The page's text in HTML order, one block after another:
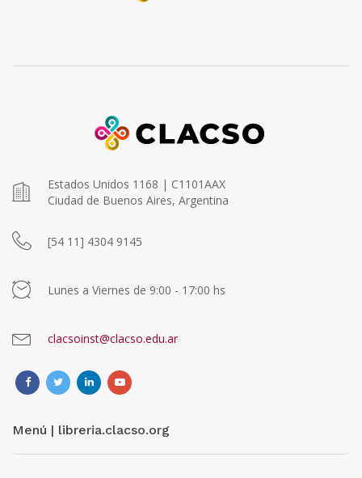
Estados Unidos 1168 | C1101AAX
Ciudad de Buenos Aires, Argentina
[54 11] 4304 9145
Lunes a Viernes de 9:00 - 17:00 hs
clacsoinst@clacso.edu.ar
Menú | libreria.clacso.org